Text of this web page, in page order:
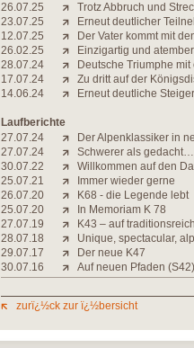
26.07.25
Trotz Abbruch und
23.07.25
Erneut deutlicher
12.07.25
Der Vater kommt mit
26.02.25
Einzigartig und
28.07.24
Deutsche Triumphe
17.07.24
Zu dritt auf der
14.06.24
Erneut deutliche
Laufberichte
27.07.24
Der Alpenklassiker in
27.07.24
Schwerer als gedacht…
30.07.22
Willkommen auf den
25.07.21
Immer wieder gerne
26.07.20
K68 - die Legende lebt
25.07.20
In Memoriam K 78
27.07.19
K43 – auf
28.07.18
Unique, spectacular,
29.07.17
Der neue K47
30.07.16
Auf neuen Pfaden (S42)
zurï¿½ck zur ï¿½bersicht